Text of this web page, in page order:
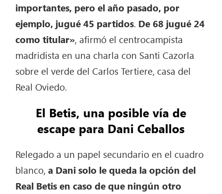
importantes, pero el año pasado, por
ejemplo, jugué 45 partidos. De 68 jugué 24
como titular», afirmó el centrocampista
madridista en una charla con Santi Cazorla
sobre el verde del Carlos Tertiere, casa del
Real Oviedo.
El Betis, una posible vía de
escape para Dani Ceballos
Relegado a un papel secundario en el cuadro
blanco, a Dani solo le queda la opción del
Real Betis en caso de que ningún otro